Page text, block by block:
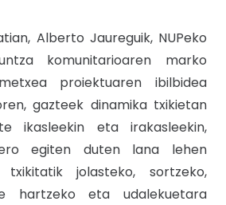
Alberto Jaureguik, NUPeko
komunitarioaren marko
proiektuaren ibilbidea
gazteek dinamika txikietan
ikasleekin eta irakasleekin,
egiten duten lana lehen
txikitatik jolasteko, sortzeko,
hartzeko eta udalekuetara